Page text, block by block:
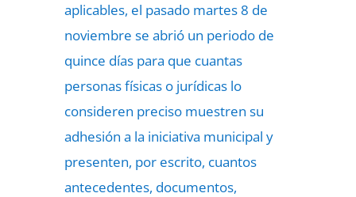
aplicables, el pasado martes 8 de
noviembre se abrió un periodo de
quince días para que cuantas
personas físicas o jurídicas lo
consideren preciso muestren su
adhesión a la iniciativa municipal y
presenten, por escrito, cuantos
antecedentes, documentos,